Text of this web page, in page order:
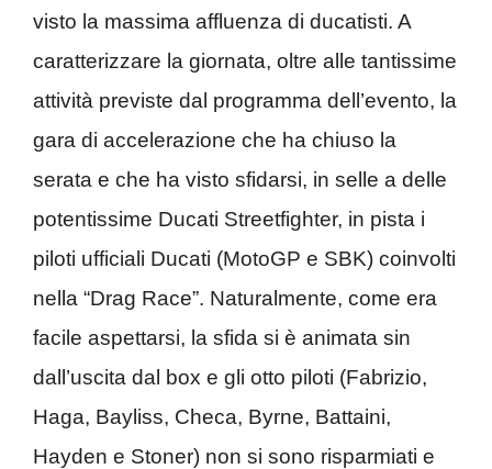
visto la massima affluenza di ducatisti. A
caratterizzare la giornata, oltre alle tantissime
attività previste dal programma dell’evento, la
gara di accelerazione che ha chiuso la
serata e che ha visto sfidarsi, in selle a delle
potentissime Ducati Streetfighter, in pista i
piloti ufficiali Ducati (MotoGP e SBK) coinvolti
nella “Drag Race”. Naturalmente, come era
facile aspettarsi, la sfida si è animata sin
dall’uscita dal box e gli otto piloti (Fabrizio,
Haga, Bayliss, Checa, Byrne, Battaini,
Hayden e Stoner) non si sono risparmiati e